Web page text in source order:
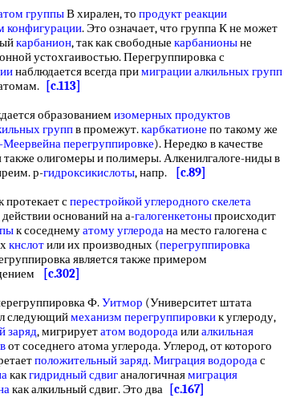
группыВ хирален, то продукт реакции
конфигурации. Это означает, что группа К не может
карбанион, так как свободные карбанионыне
устохгаивостью. Перегруппировка с
наблюдается всегда примиграции алкильных групп
[c.113]
образованием изомерных продуктов
группв промежут.карбкатионе по такому же
перегруппировке). Нередко в качестве
олигомеры и полимеры. Алкенилгалоге-ниды в
р-гидроксикислоты, напр.
[c.89]
сперестройкой углеродного скелета
оснований на а-галогенкетоныпроисходит
к соседнемуатому углеродана место галогена с
кнслотили их производных (перегруппировка
является также примером
[c.302]
Ф.Уитмор (Университет штата
следующиймеханизм перегруппировкик углероду,
заряд, мигрируетатом водородаилиалкильная
от соседнего атома углерода. Углерод, от которого
положительный заряд.Миграция водородас
какгидридный сдвиганалогичнаямиграция
как алкильный сдвиг. Это два
[c.167]